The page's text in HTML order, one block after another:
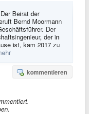
Beirat der
Bernd Moormann
Der
der in
ist, kam 2017 zu
kommentieren